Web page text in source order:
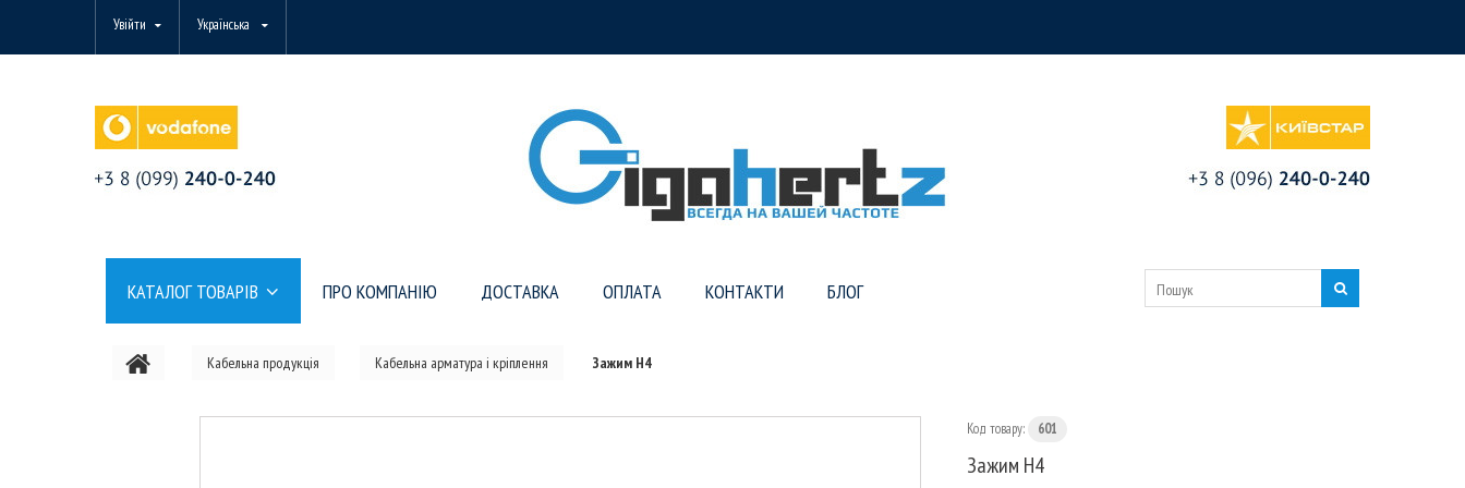
Увійти Українська
КАТАЛОГ ТОВАРІВ ПРО КОМПАНІЮ ДОСТАВКА ОПЛАТА КОНТАКТИ БЛОГ
Кабельна продукція Кабельна арматура і кріплення Зажим Н4
Код товару: 601
Зажим Н4